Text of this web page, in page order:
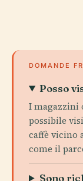
DOMANDE
Posso
I magazzini
possibile
caffè vicino
come il
Sono